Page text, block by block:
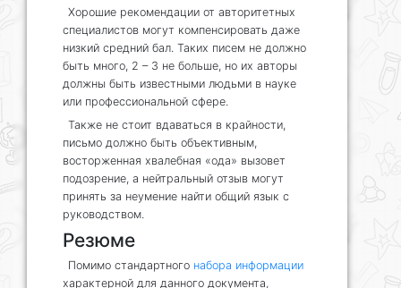
Хорошие рекомендации от авторитетных
специалистов могут компенсировать даже
низкий средний бал. Таких писем не должно
быть много, 2 – 3 не больше, но их авторы
должны быть известными людьми в науке
или профессиональной сфере.
Также не стоит вдаваться в крайности,
письмо должно быть объективным,
восторженная хвалебная «ода» вызовет
подозрение, а нейтральный отзыв могут
принять за неумение найти общий язык с
руководством.
Резюме
Помимо стандартного набора информации
характерной для данного документа,